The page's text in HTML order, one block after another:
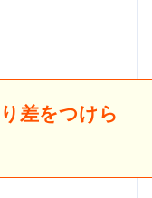
差をつけら